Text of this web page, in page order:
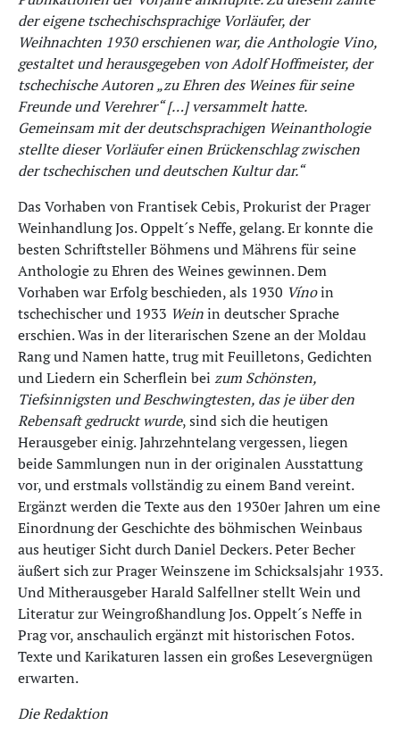
der eigene tschechischsprachige Vorläufer, der
Weihnachten 1930 erschienen war, die Anthologie Vino,
gestaltet und herausgegeben von Adolf Hoffmeister, der
tschechische Autoren „zu Ehren des Weines für seine
Freunde und Verehrer“ […] versammelt hatte.
Gemeinsam mit der deutschsprachigen Weinanthologie
stellte dieser Vorläufer einen Brückenschlag zwischen
der tschechischen und deutschen Kultur dar.“
Das Vorhaben von Frantisek Cebis, Prokurist der Prager
Weinhandlung Jos. Oppelt´s Neffe, gelang. Er konnte die
besten Schriftsteller Böhmens und Mährens für seine
Anthologie zu Ehren des Weines gewinnen. Dem
Vorhaben war Erfolg beschieden, als 1930 Vínoin
tschechischer und 1933 Weinin deutscher Sprache
erschien. Was in der literarischen Szene an der Moldau
Rang und Namen hatte, trug mit Feuilletons, Gedichten
und Liedern ein Scherflein bei zum Schönsten,
Tiefsinnigsten und Beschwingtesten, das je über den
Rebensaft gedruckt wurde, sind sich die heutigen
Herausgeber einig. Jahrzehntelang vergessen, liegen
beide Sammlungen nun in der originalen Ausstattung
vor, und erstmals vollständig zu einem Band vereint.
Ergänzt werden die Texte aus den 1930er Jahren um eine
Einordnung der Geschichte des böhmischen Weinbaus
aus heutiger Sicht durch Daniel Deckers. Peter Becher
äußert sich zur Prager Weinszene im Schicksalsjahr 1933.
Und Mitherausgeber Harald Salfellner stellt Wein und
Literatur zur Weingroßhandlung Jos. Oppelt´s Neffe in
Prag vor, anschaulich ergänzt mit historischen Fotos.
Texte und Karikaturen lassen ein großes Lesevergnügen
erwarten.
Die Redaktion